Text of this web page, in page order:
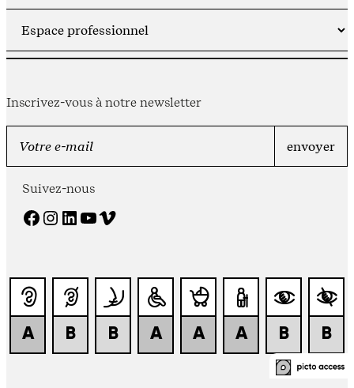
Inscrivez-vous à notre newsletter
Suivez-nous
Facebook Instagram LinkedIn YouTube Vimeo